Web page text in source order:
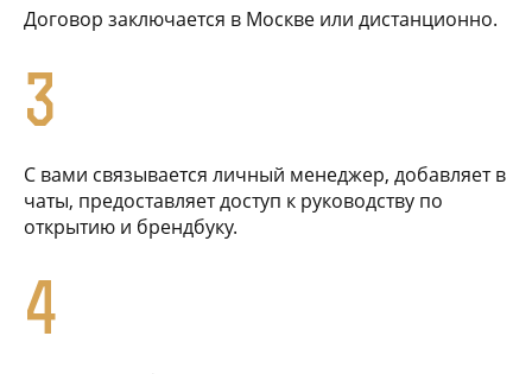
Договор заключается в Москве или дистанционно.
3
С вами связывается личный менеджер, добавляет в
чаты, предоставляет доступ к руководству по
открытию и брендбуку.
4